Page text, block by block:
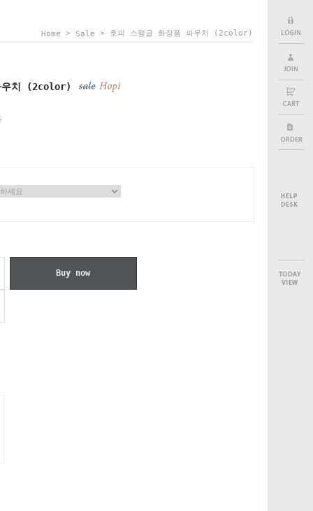
Home > Sale > 호피 스팽글 화장품 파우치 (2color)
우치 (2color)
Buy now